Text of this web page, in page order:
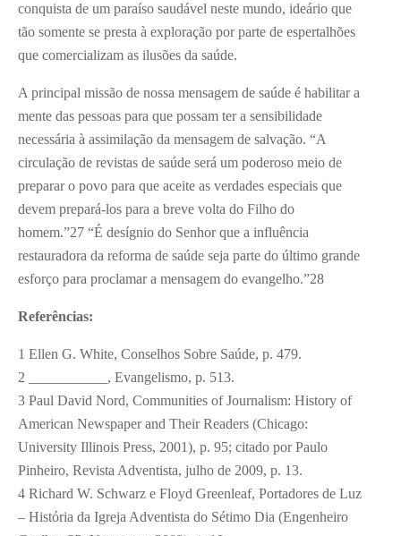
conquista de um paraíso saudável neste mundo, ideário que
tão somente se presta à exploração por parte de espertalhões
que comercializam as ilusões da saúde.
A principal missão de nossa mensagem de saúde é habilitar a
mente das pessoas para que possam ter a sensibilidade
necessária à assimilação da mensagem de salvação. “A
circulação de revistas de saúde será um poderoso meio de
preparar o povo para que aceite as verdades especiais que
devem prepará-los para a breve volta do Filho do
homem.”27 “É desígnio do Senhor que a influência
restauradora da reforma de saúde seja parte do último grande
esforço para proclamar a mensagem do evangelho.”28
Referências:
1 Ellen G. White, Conselhos Sobre Saúde, p. 479.
2 ___________, Evangelismo, p. 513.
3 Paul David Nord, Communities of Journalism: History of
American Newspaper and Their Readers (Chicago:
University Illinois Press, 2001), p. 95; citado por Paulo
Pinheiro, Revista Adventista, julho de 2009, p. 13.
4 Richard W. Schwarz e Floyd Greenleaf, Portadores de Luz
– História da Igreja Adventista do Sétimo Dia (Engenheiro